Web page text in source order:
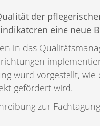
der
eine neue
in das
wurd vorgestellt,
gefördert wird.
zur